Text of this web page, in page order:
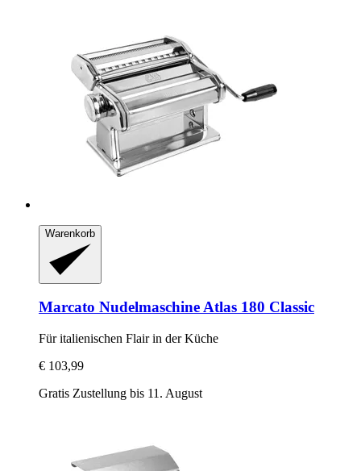
Warenkorb
Marcato Nudelmaschine Atlas 180 Classic
Für italienischen Flair in der Küche
€ 103,99
Gratis Zustellung bis 11. August